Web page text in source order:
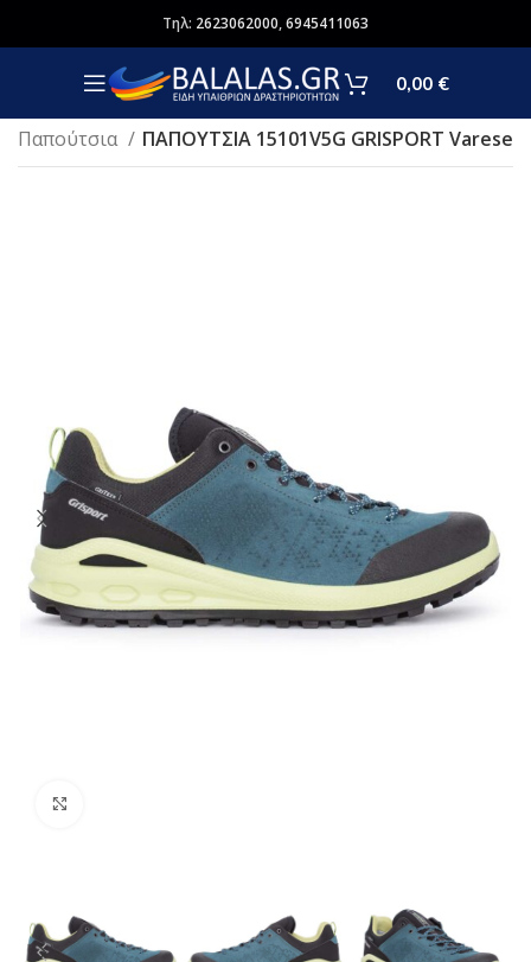
Τηλ: 2623062000,6945411063
0,00 €
Παπούτσια ΠΑΠΟΥΤΣΙΑ 15101V5G GRISPORT Varese